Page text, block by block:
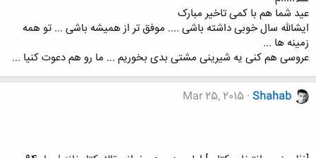
عید شما هم با کمی تاخیر مبارک
ایشالله سال خوبی داشته باشی .... موفق تر از همیشه باشی ... تو همه
زمینه ها ...
عروسی هم کنی یه شیرینی مشتی بدی بخوریم ... ما رو هم دعوت کنیا ...
Shahab
Mar 25, 2015